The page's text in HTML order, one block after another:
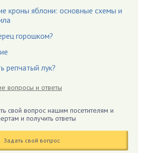
кроны яблони: основные схемы и
горошком?
репчатый лук?
вопросы и ответы
свой вопрос нашим посетителям и
и получить ответы
Задать свой вопрос